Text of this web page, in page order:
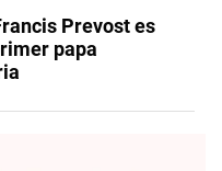
Prevost es
papa